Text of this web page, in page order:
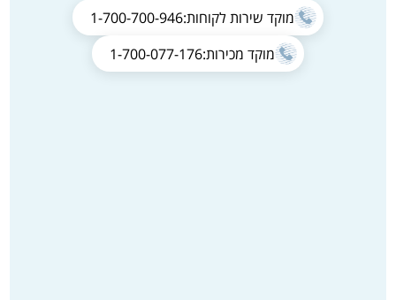
מוקד שירות לקוחות:1-700-700-946
מוקד מכירות:1-700-077-176